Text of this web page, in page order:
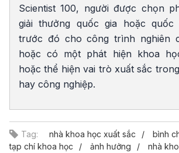
Scientist 100, người được chọn
giải thưởng quốc gia hoặc
trước đó cho công trình nghiên
hoặc có một phát hiện khoa
hoặc thể hiện vai trò xuất sắc
hay công nghiệp.
Tag: nhà khoa học xuất sắc bình
tạp chí khoa học
ảnh hưởng nhà